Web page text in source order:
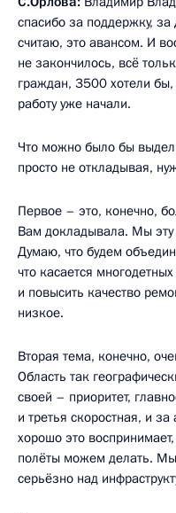
спасибо за поддержку,
считаю, это авансом. И
не закончилось, всё
граждан, 3500 хотели
работу уже начали.
Что можно было бы
просто не откладывая,
Первое – это, конечно,
Вам докладывала. Мы эту
Думаю, что будем
что касается
и повысить качество
низкое.
Вторая тема, конечно,
Область так
своей – приоритет,
и третья скоростная, и
хорошо это
полёты можем делать.
серьёзно над